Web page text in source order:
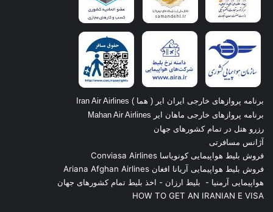
برنامه پروازهای خارجی ایران ایر ( هما ) Iran Air Airlines
برنامه پروازهای خارجی ماهان ایر Mahan Air Airlines
رزرو هتل در تمام کشورهای جهان
آژانس مسافرتی
فروش بلیط هواپیمایی کونویاسا Conviasa Airlines
فروش بلیط هواپیمایی آریانا افغان Ariana Afghan Airlines
هواپیمایی آرمنیا - بلیط ارزان - اخذ بلیط تمام کشورهای جهان
HOW TO GET AN IRANIAN E VISA